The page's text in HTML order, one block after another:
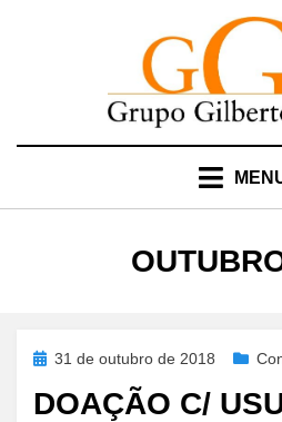
MÊS
:
Posted
31 de outubro de 2018
DOAÇÃO C/